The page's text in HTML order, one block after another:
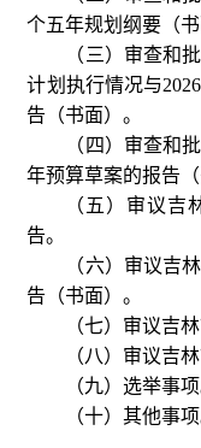
个五年规划纲要（书
（三）审查和
计划执行情况与
告（书面）。
（四）审查和
年预算草案的报告（
（五）审议吉
告。
（六）审议吉
告（书面）。
（七）审议吉
（八）审议吉
（九）选举事项
（十）其他事项